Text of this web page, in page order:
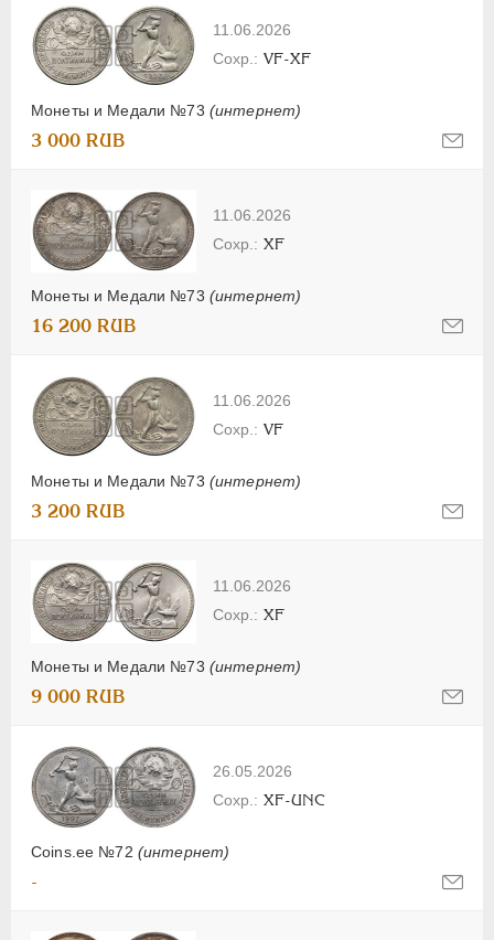
11.06.2026
Монеты и Медали №73 (интернет)
VF-XF
3 000 RUB
11.06.2026
Монеты и Медали №73 (интернет)
XF
16 200 RUB
11.06.2026
Монеты и Медали №73 (интернет)
VF
3 200 RUB
11.06.2026
Монеты и Медали №73 (интернет)
XF
9 000 RUB
26.05.2026
Coins.ee №72 (интернет)
XF-UNC
-